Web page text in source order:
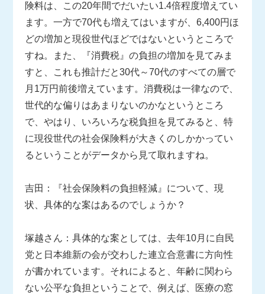
険料は、この20年間でだいたい1.4倍程度増えてい
ます。一方で70代も増えてはいますが、6,400円ほ
どの増加と現役世代ほどではないというところで
すね。また、『消費税』の負担の増加を見てみま
すと、これも推計だと30代～70代のすべての層で
月1万円前後増えています。消費税は一律なので、
世代的な偏りはあまりないのかなというところ
で、やはり、いろいろな税負担を見てみると、特
に現役世代の社会保険料が大きくのしかかってい
るということがデータから見て取れますね。
吉田：『社会保険料の負担軽減』について、現
状、具体的な案はあるのでしょうか？
塚越さん：具体的な案としては、去年10月に自民
党と日本維新の会が交わした連立合意書に方向性
が書かれています。それによると、年齢に関わら
ない公平な負担ということで、例えば、医療の窓